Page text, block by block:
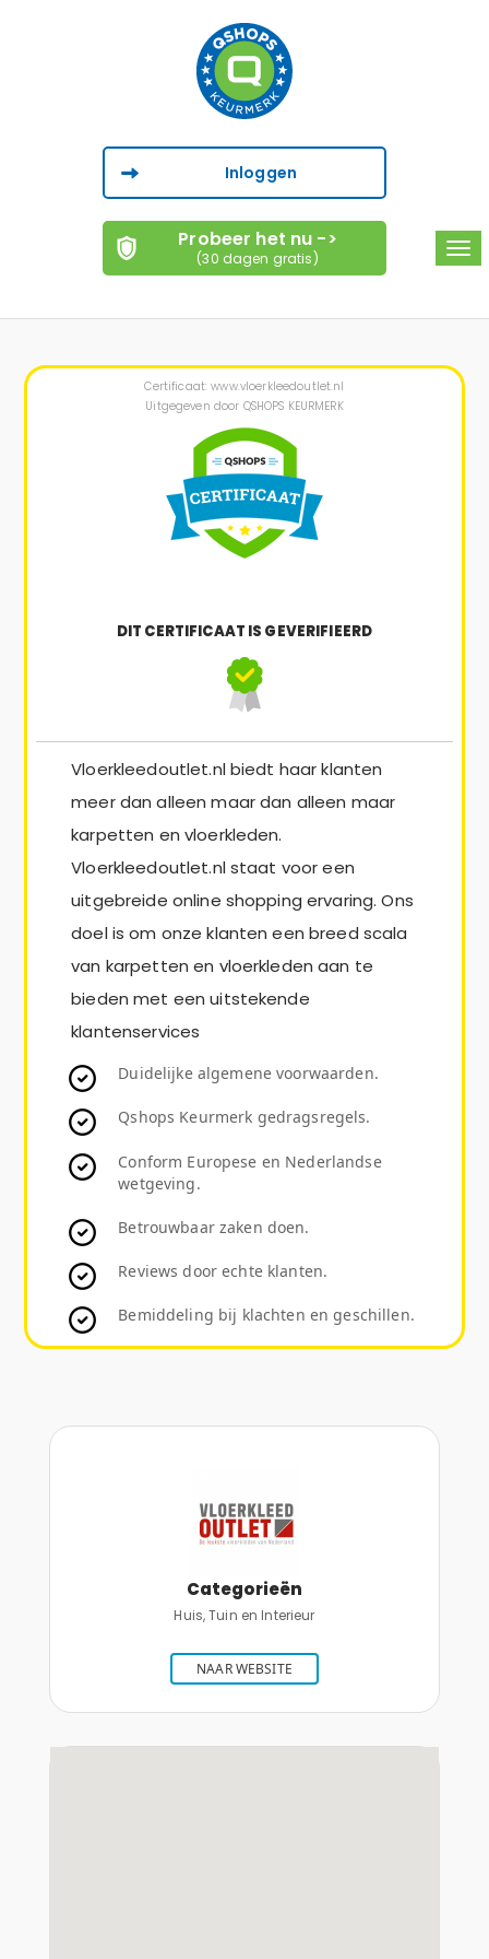
Inloggen
Probeer het nu ->
(30 dagen gratis)
Certificaat: www.vloerkleedoutlet.nl
Uitgegeven door QSHOPS KEURMERK
DIT CERTIFICAAT IS GEVERIFIEERD
Vloerkleedoutlet.nl biedt haar klanten
meer dan alleen maar dan alleen maar
karpetten en vloerkleden.
Vloerkleedoutlet.nl staat voor een
uitgebreide online shopping ervaring. Ons
doel is om onze klanten een breed scala
van karpetten en vloerkleden aan te
bieden met een uitstekende
klantenservices
Duidelijke algemene voorwaarden.
Qshops Keurmerk gedragsregels.
Conform Europese en Nederlandse
wetgeving.
Betrouwbaar zaken doen.
Reviews door echte klanten.
Bemiddeling bij klachten en geschillen.
Categorieën
Huis, Tuin en Interieur
NAAR WEBSITE